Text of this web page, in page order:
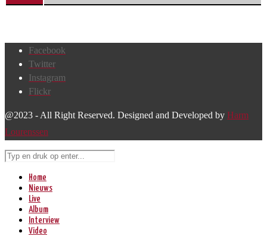
Facebook
Twitter
Instagram
Flickr
@2023 - All Right Reserved. Designed and Developed by Harm
Lourenssen
Home
Nieuws
Live
Album
Interview
Video